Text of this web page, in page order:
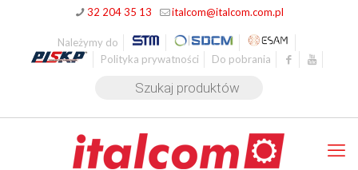
32 204 35 13 italcom@italcom.com.pl
Należymy do
Polityka prywatności
Do pobrania
produktów